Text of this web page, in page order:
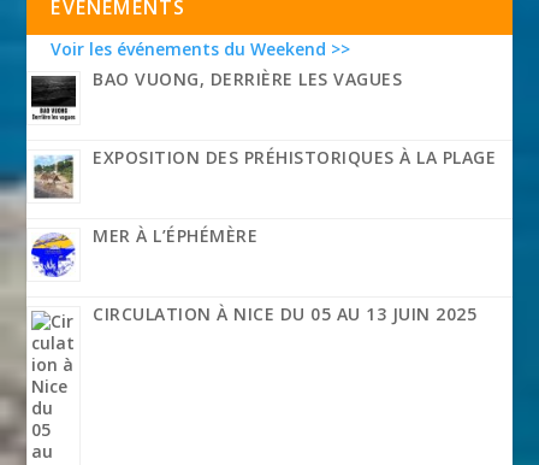
EVÉNEMENTS
Voir les événements du Weekend >>
BAO VUONG, DERRIÈRE LES VAGUES
EXPOSITION DES PRÉHISTORIQUES À LA PLAGE
MER À L’ÉPHÉMÈRE
CIRCULATION À NICE DU 05 AU 13 JUIN 2025